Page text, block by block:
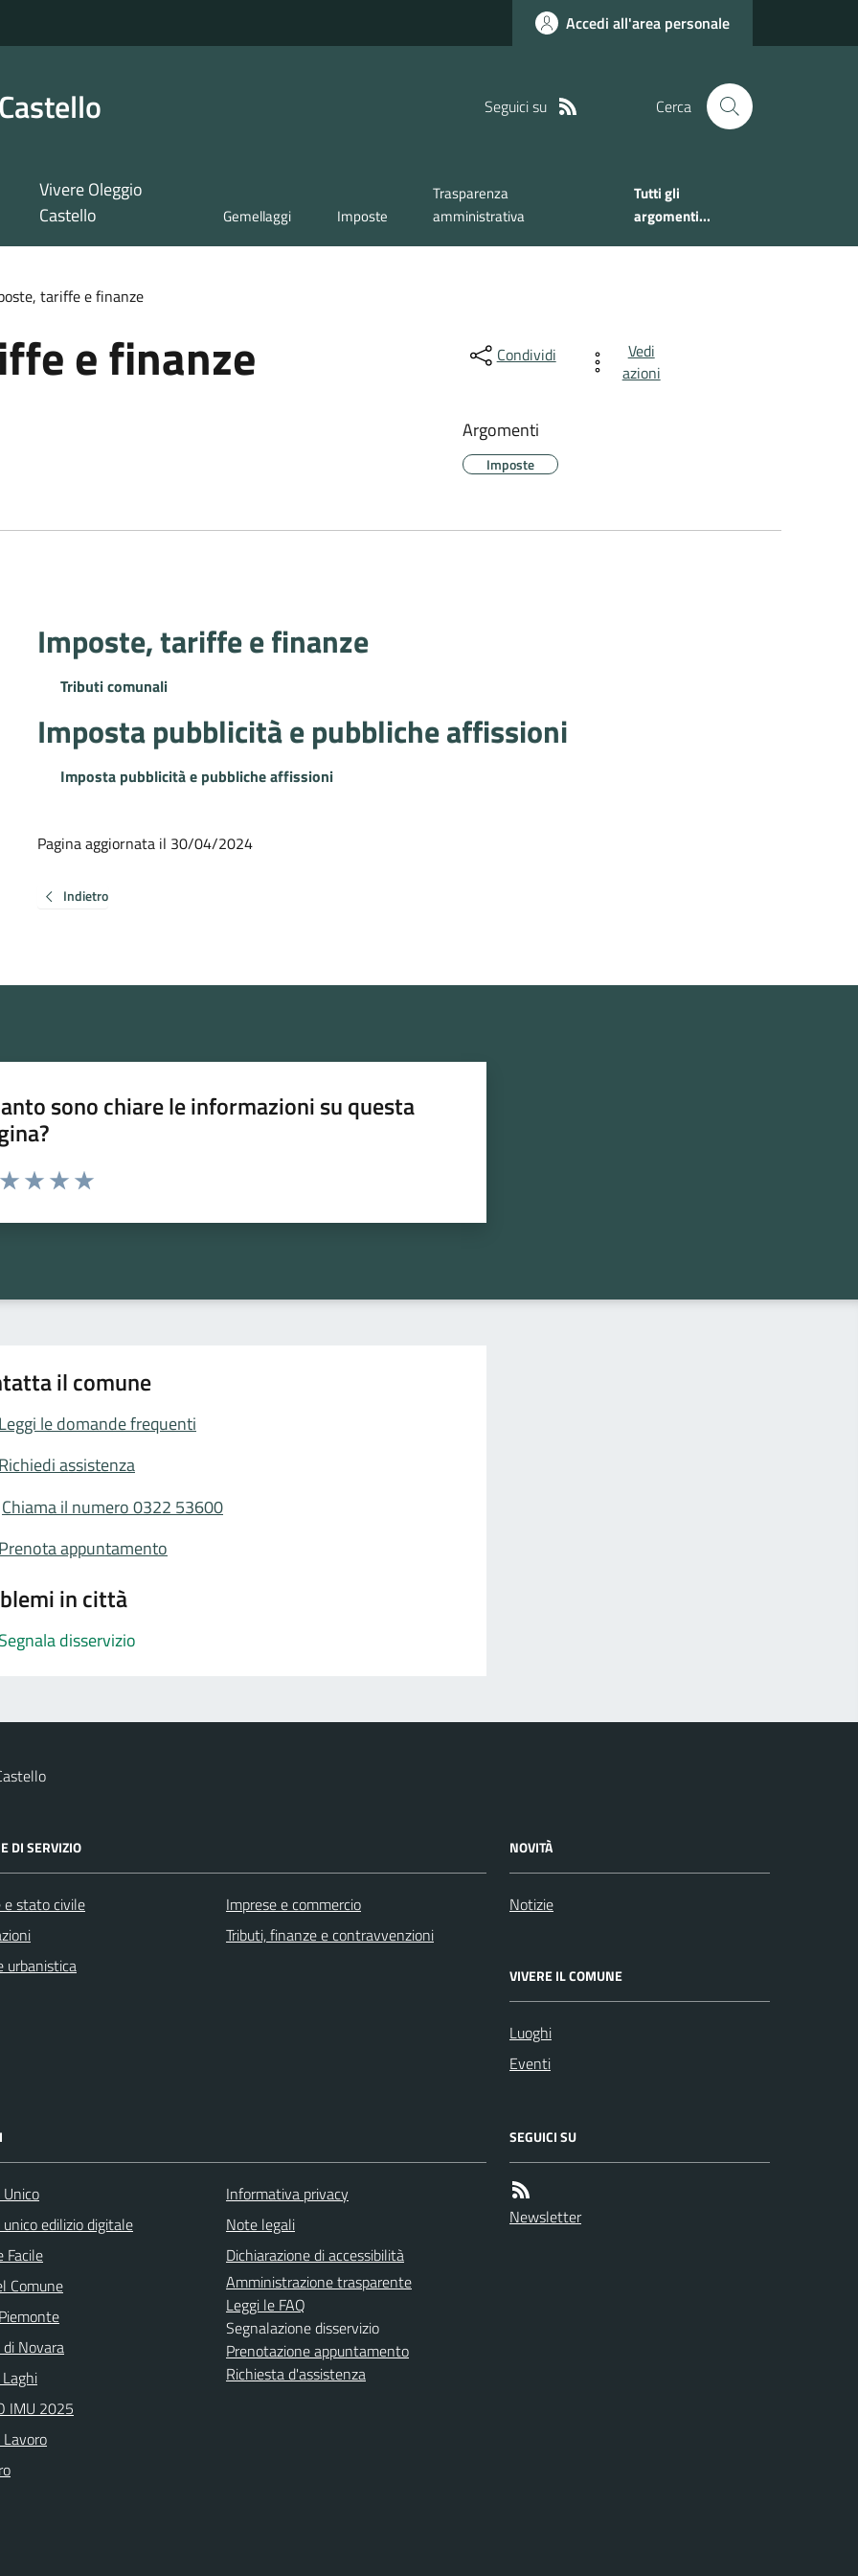
Accedi all'area personale
Seguici su Cerca
Vivere Oleggio
Castello
Gemellaggi Imposte
Trasparenza
amministrativa
Tutti gli
argomenti...
tariffe e finanze
e finanze Condividi
Vedi
azioni
Argomenti
Imposte
Imposte, tariffe e finanze
Tributi comunali
Imposta pubblicità e pubbliche affissioni
Imposta pubblicità e pubbliche affissioni
Pagina aggiornata il 30/04/2024
Indietro
sono chiare le informazioni su questa
da 1 a 5 stelle la pagina
il comune
Leggi le domande frequenti
Richiedi assistenza
Chiama il numero 0322 53600
Prenota appuntamento
in città
Segnala disservizio
DI SERVIZIO
e stato civile
urbanistica
Imprese e commercio
Tributi, finanze e contravvenzioni
NOVITÀ
Notizie
VIVERE IL COMUNE
Luoghi
Eventi
edilizio digitale
Facile
Comune
Novara
IMU 2025
Informativa privacy
Note legali
Dichiarazione di accessibilità
Amministrazione trasparente
Leggi le FAQ
Segnalazione disservizio
Prenotazione appuntamento
Richiesta d'assistenza
SEGUICI SU
Newsletter